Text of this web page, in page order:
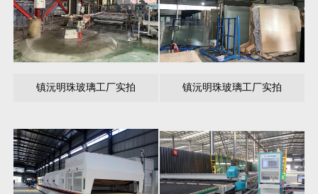
镇沅明珠玻璃工厂实拍 镇沅明珠玻璃工厂实拍